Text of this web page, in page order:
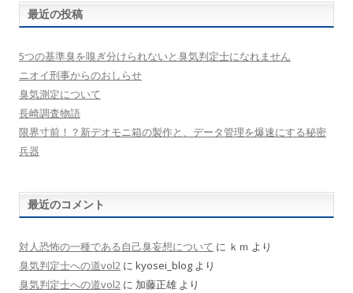
最近の投稿
5つの基準臭を嗅ぎ分けられないと臭気判定士になれません
ニオイ刑事からのおしらせ
臭気測定について
長崎調査物語
限界寸前！？新デオモニ箱の製作と、データ管理を爆速にする秘密
兵器
最近のコメント
対人恐怖の一種である自己臭妄想について に ｋｍ より
臭気判定士への道vol2 に kyosei_blog より
臭気判定士への道vol2 に 加藤正雄 より